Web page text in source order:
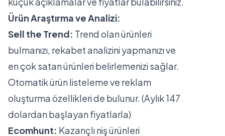
Ürün Araştırma ve Analizi:
Sell the Trend: Trend olan ürünleri
bulmanızı, rekabet analizini yapmanızı ve
en çok satan ürünleri belirlemenizi sağlar.
Otomatik ürün listeleme ve reklam
oluşturma özellikleri de bulunur. (Aylık 147
dolardan başlayan fiyatlarla)
Ecomhunt: Kazançlı niş ürünleri